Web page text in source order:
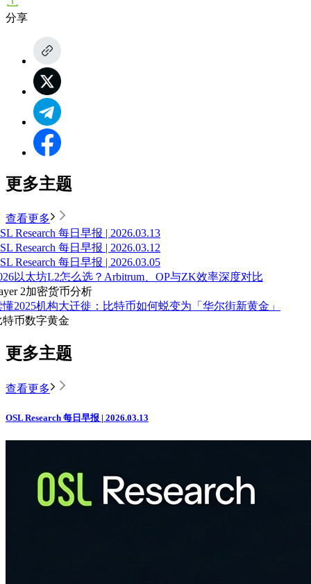
分享
更多主题
查看更多
Research 每日早报 | 2026.03.13
Research 每日早报 | 2026.03.12
Research 每日早报 | 2026.03.05
以太坊L2怎么选？Arbitrum、OP与ZK效率深度对比
2加密货币分析
懂2025机构大迁徙：比特币如何蜕变为「华尔街新黄金」
特币数字黄金
更多主题
查看更多
OSL Research 每日早报 | 2026.03.13